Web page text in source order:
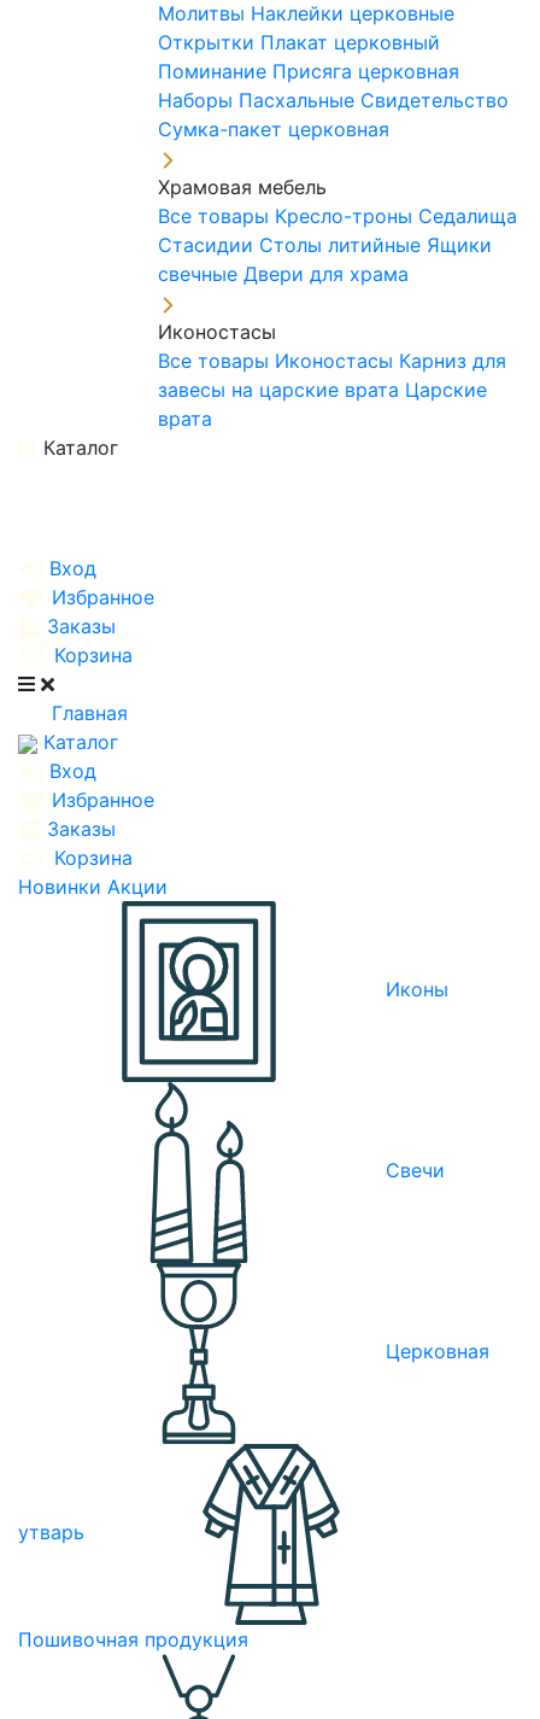
Молитвы Наклейки церковные
Открытки Плакат церковный
Поминание Присяга церковная
Наборы Пасхальные Свидетельство
Сумка-пакет церковная
Храмовая мебель
Все товары Кресло-троны Седалища
Стасидии Столы литийные Ящики
свечные Двери для храма
Иконостасы
Все товары Иконостасы Карниз для
завесы на царские врата Царские
врата
Каталог
Вход
Избранное
Заказы
Корзина
Главная
Каталог
Вход
Избранное
Заказы
Корзина
Новинки Акции
Иконы
Свечи
Церковная
утварь
Пошивочная продукция